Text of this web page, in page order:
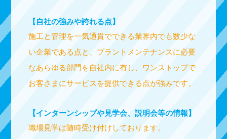
【自社の強みや誇れる点】
施工と管理を一気通貫でできる業界内でも数少な
い企業である点と、プラントメンテナンスに必要
なあらゆる部門を自社内に有し、ワンストップで
お客さまにサービスを提供できる点が強みです。
【インターンシップや見学会、説明会等の情報】
職場見学は随時受け付けしております。